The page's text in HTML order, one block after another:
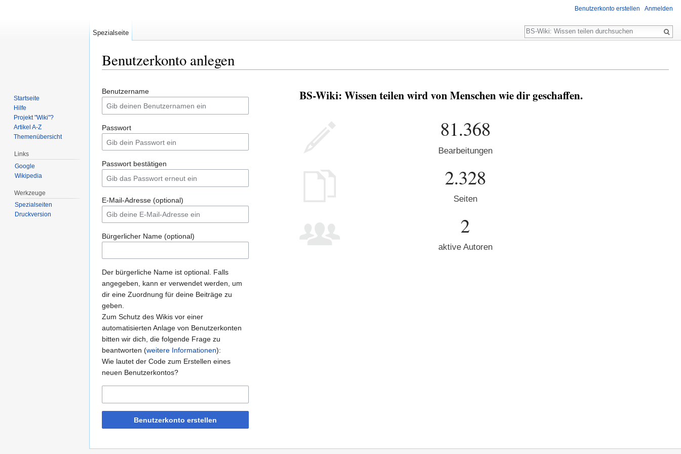
Benutzerkonto anlegen
Benutzername
Passwort
Passwort bestätigen
E-Mail-Adresse (optional)
Bürgerlicher Name (optional)
Der bürgerliche Name ist optional. Falls
angegeben, kann er verwendet werden, um
dir eine Zuordnung für deine Beiträge zu
geben.
Zum Schutz des Wikis vor einer
automatisierten Anlage von Benutzerkonten
bitten wir dich, die folgende Frage zu
beantworten (weitere Informationen):
Wie lautet der Code zum Erstellen eines
neuen Benutzerkontos?
Benutzerkonto erstellen
BS-Wiki: Wissen teilen wird von Menschen wie dir geschaffen.
81.368
Bearbeitungen
2.328
Seiten
2
aktive Autoren
Benutzerkonto erstellen Anmelden
Spezialseite
Suche
Startseite
Hilfe
Projekt "Wiki"?
Artikel A-Z
Themenübersicht
Links
Google
Wikipedia
Werkzeuge
Spezialseiten
Druckversion